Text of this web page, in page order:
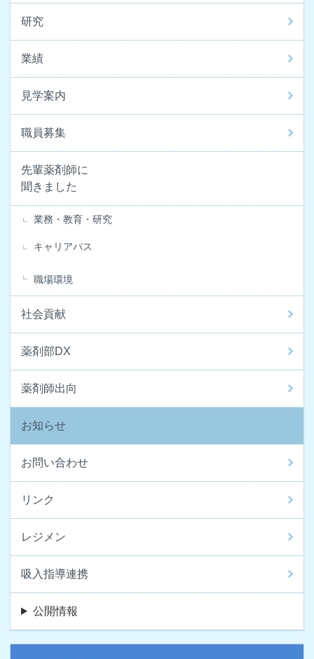
研究
業績
見学案内
職員募集
先輩薬剤師に
聞きました
業務・教育・研究
キャリアパス
職場環境
社会貢献
薬剤部DX
薬剤師出向
お知らせ
お問い合わせ
リンク
レジメン
吸入指導連携
公開情報